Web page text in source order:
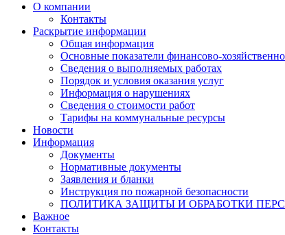
О компании
Контакты
Раскрытие информации
Общая информация
Основные показатели финансово-
Сведения о выполняемых работах
Порядок и условия оказания услуг
Информация о нарушениях
Сведения о стоимости работ
Тарифы на коммунальные ресурсы
Новости
Информация
Документы
Нормативные документы
Заявления и бланки
Инструкция по пожарной безопасности
ПОЛИТИКА ЗАЩИТЫ И ОБРАБОТКИ
Важное
Контакты